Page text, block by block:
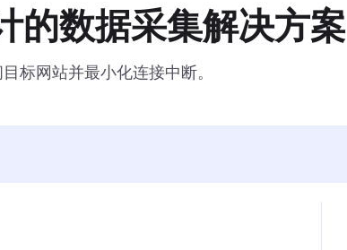
的数据采集解决方案
标网站并最小化连接中断。